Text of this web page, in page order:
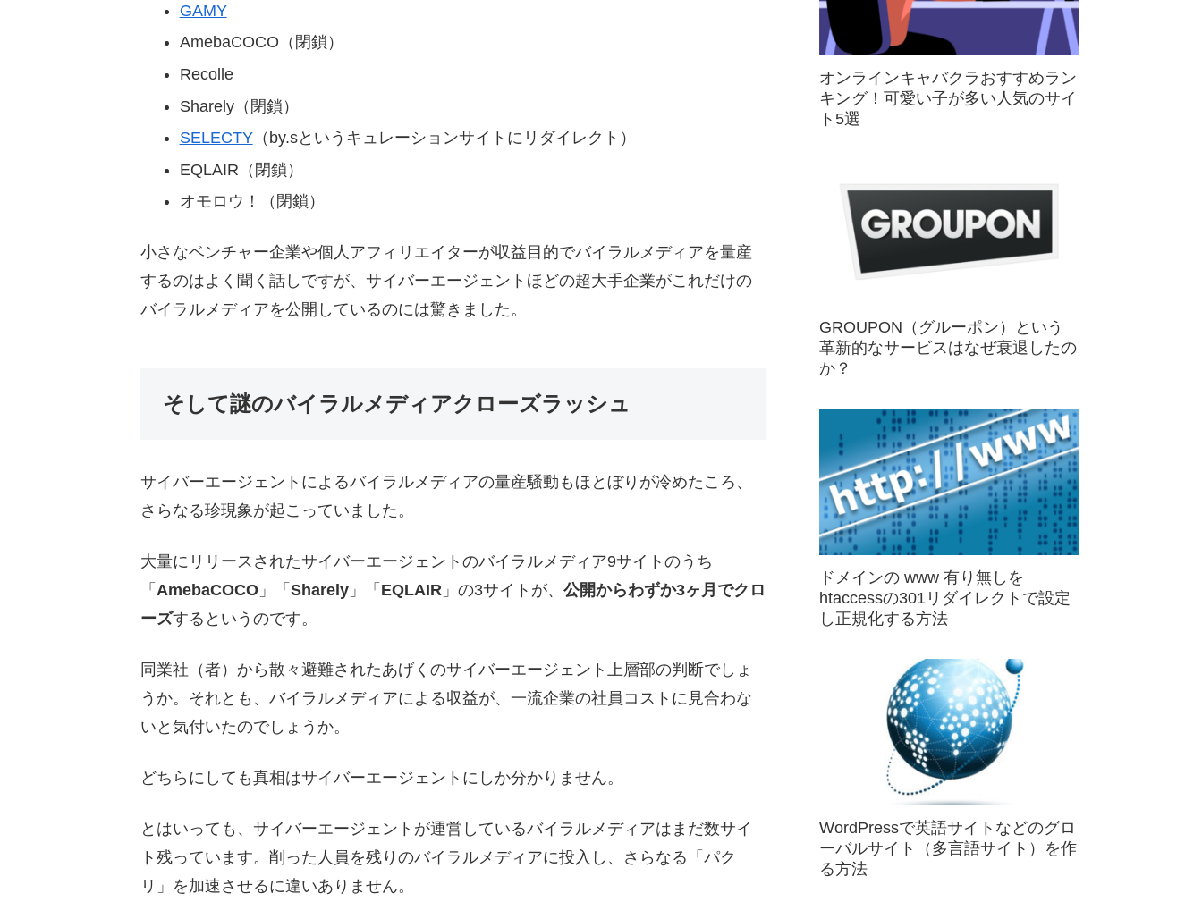
GAMY
AmebaCOCO（閉鎖）
Recolle
Sharely（閉鎖）
SELECTY（by.sというキュレーションサイトにリダイレクト）
EQLAIR（閉鎖）
オモロウ！（閉鎖）
小さなベンチャー企業や個人アフィリエイターが収益目的でバイラルメディアを量産
するのはよく聞く話しですが、サイバーエージェントほどの超大手企業がこれだけの
バイラルメディアを公開しているのには驚きました。
そして謎のバイラルメディアクローズラッシュ
サイバーエージェントによるバイラルメディアの量産騒動もほとぼりが冷めたころ、
さらなる珍現象が起こっていました。
大量にリリースされたサイバーエージェントのバイラルメディア9サイトのうち
「 AmebaCOCO 」「 Sharely 」「 EQLAIR 」の3サイトが、 公開からわずか3ヶ月でクロ
ーズするというのです。
同業社（者）から散々避難されたあげくのサイバーエージェント上層部の判断でしょ
うか。それとも、バイラルメディアによる収益が、一流企業の社員コストに見合わな
いと気付いたのでしょうか。
どちらにしても真相はサイバーエージェントにしか分かりません。
とはいっても、サイバーエージェントが運営しているバイラルメディアはまだ数サイ
ト残っています。削った人員を残りのバイラルメディアに投入し、さらなる「パク
リ」を加速させるに違いありません。
オンラインキャバクラおすすめラン
キング！可愛い子が多い人気のサイ
ト5選
GROUPON（グルーポン）という
革新的なサービスはなぜ衰退したの
か？
ドメインの www 有り無しを
htaccessの301リダイレクトで設定
し正規化する方法
WordPressで英語サイトなどのグロ
ーバルサイト（多言語サイト）を作
る方法